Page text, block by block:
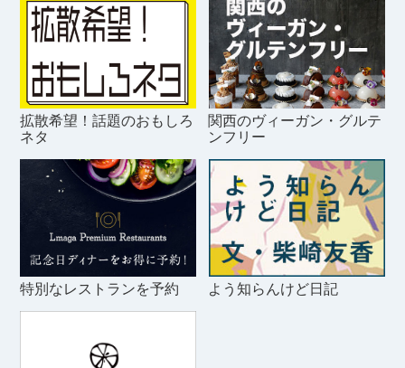
拡散希望！話題のおもしろ
ネタ
関西のヴィーガン・グルテ
ンフリー
特別なレストランを予約 よう知らんけど日記